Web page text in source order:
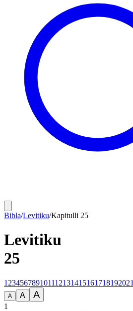
Bibla/Levitiku/Kapitulli 25
Levitiku
25
1 23456789101112131415161718192021
A A A
1